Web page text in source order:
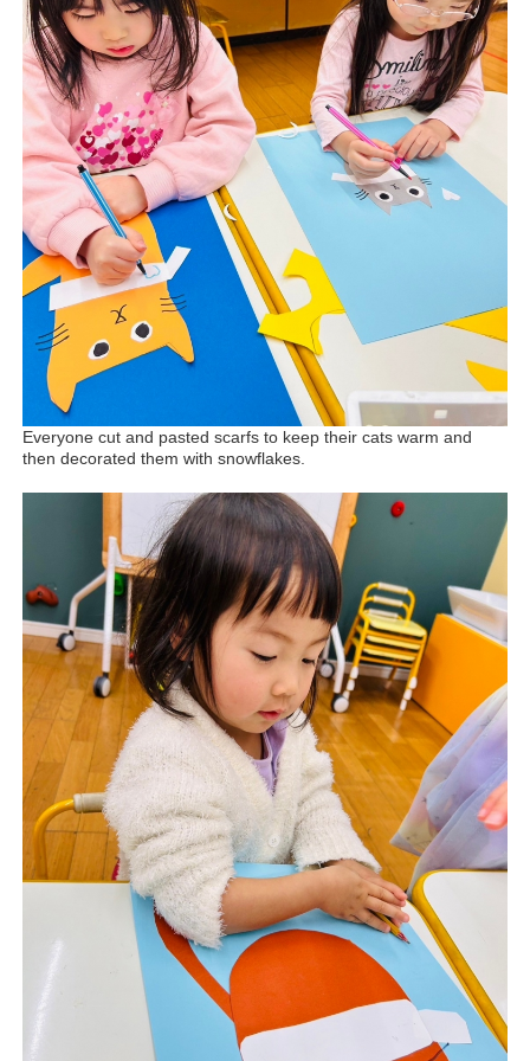
Everyone cut and pasted scarfs to keep their cats warm and
then decorated them with snowflakes.